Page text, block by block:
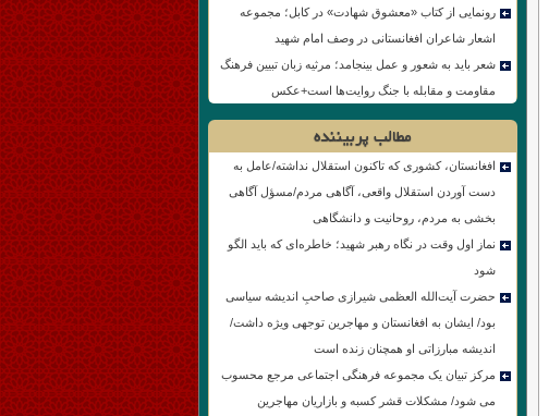
رونمایی از کتاب «معشوق شهادت» در کابل؛ مجموعه
اشعار شاعران افغانستانی در وصف امام شهید
شعر باید به شعور و عمل بینجامد؛ مرثیه زبان تبیین فرهنگ
مقاومت و مقابله با جنگ روایت‌ها است+عکس
مطالب پربیننده
افغانستان، کشوری که تاکنون استقلال نداشته/عامل به
دست آوردن استقلال واقعی، آگاهی مردم/مسؤل آگاهی
بخشی به مردم، روحانیت و دانشگاهی
نماز اول وقت در نگاه رهبر شهید؛ خاطره‌ای که باید الگو
شود
حضرت آیت‌الله العظمی شیرازی صاحبِ اندیشه سیاسی
بود/ ایشان به افغانستان و مهاجرین توجهی ویژه داشت/
اندیشه مبارزاتی او همچنان زنده است
مرکز تبیان یک مجموعه فرهنگی اجتماعی مرجع محسوب
می شود/ مشکلات قشر کسبه و بازاریان مهاجرین